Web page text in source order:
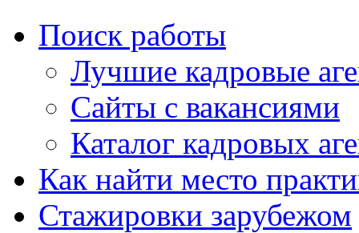
Поиск работы
Лучшие кадровые
Сайты с вакансиями
Каталог кадровых
Как найти место
Стажировки зарубежом